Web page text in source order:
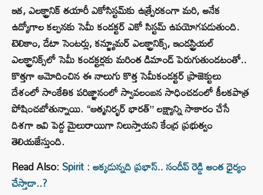
ఇక, ఎలక్ట్రానిక్‌ తయారీ ఎకోసిస్టమ్‌కు ఉత్ప్రేరకంగా మరి, అనేక
ఉద్యోగాల కల్పనకు సెమీ కండక్టర్ ఎకో సిస్టమ్‌ ఉపయోగపడుతుంది.
టెలికాం, డేటా సెంటర్లు, కన్జ్యూమర్‌ ఎలక్ట్రానిక్స్, ఇండస్ట్రియల్
ఎలక్ట్రానిక్స్‌లో సెమీ కండక్టర్లకు మరింత డిమాండ్ పెరుగుతుండటంతో..
కొత్తగా ఆమోదించిన ఈ నాలుగు కొత్త సెమీకండక్టర్ ప్రాజెక్టులు
దేశంలో సాంకేతిక పరిజ్ఞానంలో స్వావలంబన సాధించడంలో కీలకపాత్ర
పోషించబోతున్నాయి. “ఆత్మనిర్భర్ భారత్” లక్ష్యాన్ని సాకారం చేసే
దిశగా ఇవి పెద్ద మైలురాయిగా నిలుస్తాయని కేంద్ర ప్రభుత్వం
తెలియజేస్తుంది.
Read Also:Spirit : అక్కడున్నది ప్రభాస్.. సందీప్ రెడ్డి అంత ధైర్యం
చేస్తాడా..?